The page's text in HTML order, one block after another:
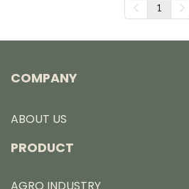
1
COMPANY
ABOUT US
PRODUCT
AGRO INDUSTRY